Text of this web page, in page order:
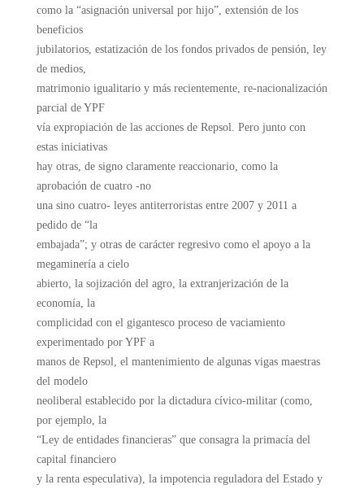
como la “asignación universal por hijo”, extensión de los
beneficios
jubilatorios, estatización de los fondos privados de pensión, ley
de medios,
matrimonio igualitario y más recientemente, re-nacionalización
parcial de YPF
vía expropiación de las acciones de Repsol. Pero junto con
estas iniciativas
hay otras, de signo claramente reaccionario, como la
aprobación de cuatro -no
una sino cuatro- leyes antiterroristas entre 2007 y 2011 a
pedido de “la
embajada”; y otras de carácter regresivo como el apoyo a la
megaminería a cielo
abierto, la sojización del agro, la extranjerización de la
economía, la
complicidad con el gigantesco proceso de vaciamiento
experimentado por YPF a
manos de Repsol, el mantenimiento de algunas vigas maestras
del modelo
neoliberal establecido por la dictadura cívico-militar (como,
por ejemplo, la
“Ley de entidades financieras” que consagra la primacía del
capital financiero
y la renta especulativa), la impotencia reguladora del Estado y